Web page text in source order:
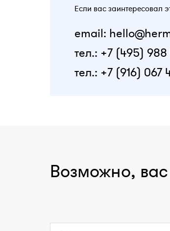
Если вас заинтересовал
email:
тел.: +7 (495)
тел.: +7 (916) 067
Возможно,